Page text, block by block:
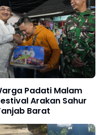
Padati Malam
Arakan Sahur
Barat